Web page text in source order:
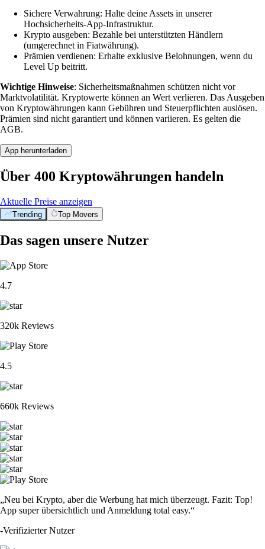
Sichere Verwahrung: Halte deine Assets in unserer
Hochsicherheits-App-Infrastruktur.
Krypto ausgeben: Bezahle bei unterstützten Händlern
(umgerechnet in Fiatwährung).
Prämien verdienen: Erhalte exklusive Belohnungen, wenn du
Level Up beitritt.
Wichtige Hinweise: Sicherheitsmaßnahmen schützen nicht vor
Marktvolatilität. Kryptowerte können an Wert verlieren. Das Ausgeben
von Kryptowährungen kann Gebühren und Steuerpflichten auslösen.
Prämien sind nicht garantiert und können variieren. Es gelten die
AGB.
App herunterladen
Über 400 Kryptowährungen handeln
Aktuelle Preise anzeigen
Trending Top Movers
Das sagen unsere Nutzer
4.7
320k Reviews
4.5
660k Reviews
„Neu bei Krypto, aber die Werbung hat mich überzeugt. Fazit: Top!
App super übersichtlich und Anmeldung total easy.“
-Verifizierter Nutzer